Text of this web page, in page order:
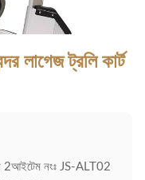
লাগেজ ট্রলি কার্ট
2আইটেম নংঃ JS-ALT02